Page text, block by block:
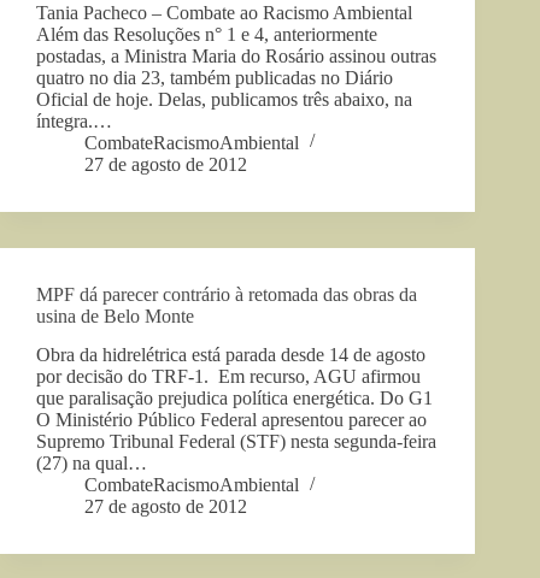
Tania Pacheco – Combate ao Racismo Ambiental
Além das Resoluções n° 1 e 4, anteriormente
postadas, a Ministra Maria do Rosário assinou outras
quatro no dia 23, também publicadas no Diário
Oficial de hoje. Delas, publicamos três abaixo, na
íntegra.…
CombateRacismoAmbiental
27 de agosto de 2012
MPF dá parecer contrário à retomada das obras da
usina de Belo Monte
Obra da hidrelétrica está parada desde 14 de agosto
por decisão do TRF-1. Em recurso, AGU afirmou
que paralisação prejudica política energética. Do G1
O Ministério Público Federal apresentou parecer ao
Supremo Tribunal Federal (STF) nesta segunda-feira
(27) na qual…
CombateRacismoAmbiental
27 de agosto de 2012